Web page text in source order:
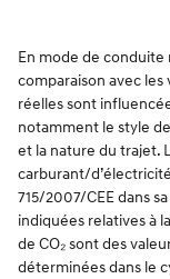
En mode de
comparaison avec
réelles sont
notamment le style
et la nature du trajet.
carburant/
715/2007/CEE dans
indiquées relatives à
de CO₂ sont des
déterminées dans le